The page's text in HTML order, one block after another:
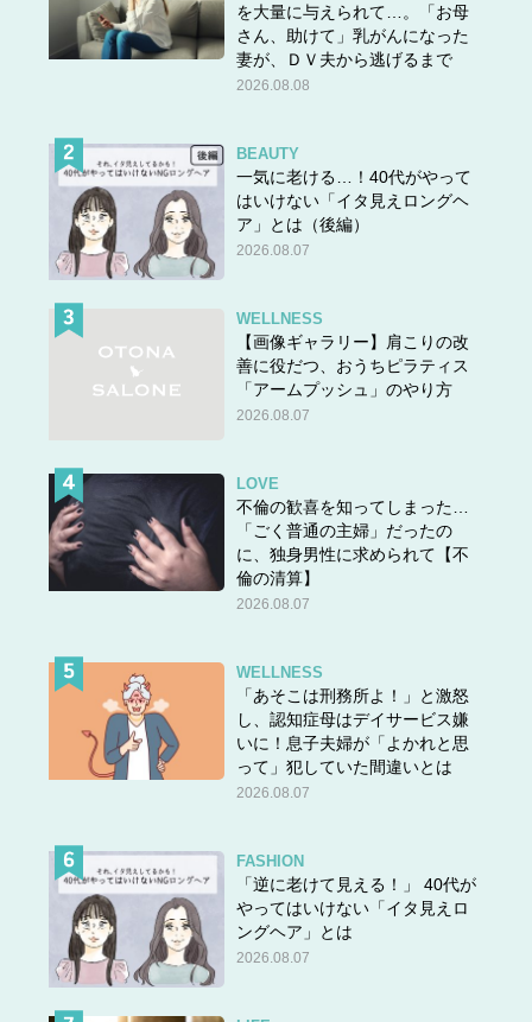
を大量に与えられて…。「お母
さん、助けて」乳がんになった
妻が、ＤＶ夫から逃げるまで
2026.08.08
BEAUTY
一気に老ける…！40代がやって
はいけない「イタ見えロングヘ
ア」とは（後編）
2026.08.07
WELLNESS
【画像ギャラリー】肩こりの改
善に役だつ、おうちピラティス
「アームプッシュ」のやり方
2026.08.07
LOVE
不倫の歓喜を知ってしまった…
「ごく普通の主婦」だったの
に、独身男性に求められて【不
倫の清算】
2026.08.07
WELLNESS
「あそこは刑務所よ！」と激怒
し、認知症母はデイサービス嫌
いに！息子夫婦が「よかれと思
って」犯していた間違いとは
2026.08.07
FASHION
「逆に老けて見える！」 40代が
やってはいけない「イタ見えロ
ングヘア」とは
2026.08.07